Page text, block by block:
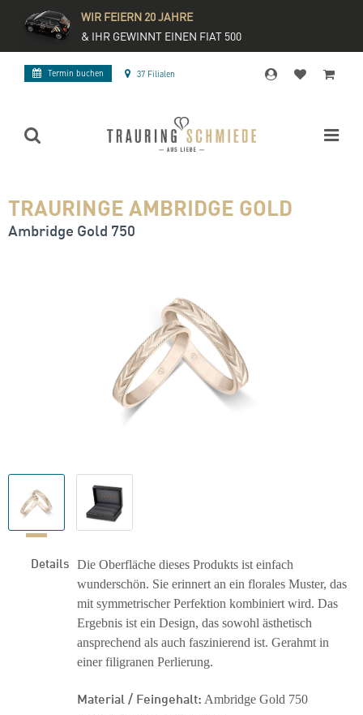
WIR FEIERN 20 JAHRE
& IHR GEWINNT EINEN FIAT 500
Termin buchen 37 Filialen
TRAURINGE AMBRIDGE GOLD
Ambridge Gold 750
Details Die Oberfläche dieses Produkts ist einfach
wunderschön. Sie erinnert an ein florales Muster, das
mit symmetrischer Perfektion kombiniert wird. Das
Ergebnis ist ein Design, das sowohl ästhetisch
ansprechend als auch faszinierend ist. Gerahmt in
einer filigranen Perlierung.
Material / Feingehalt: Ambridge Gold 750